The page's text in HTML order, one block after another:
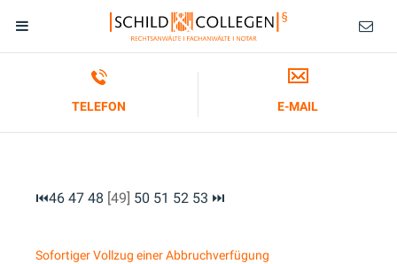
TELEFON E-MAIL
⏮46 47 48 [49] 50 51 52 53 ⏭
Sofortiger Vollzug einer Abbruchverfügung